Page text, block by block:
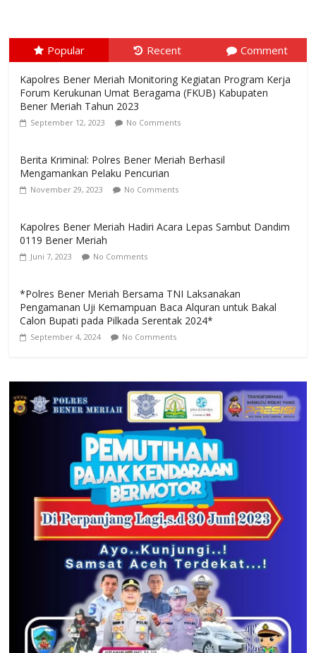
Popular Recent Comment
Kapolres Bener Meriah Monitoring Kegiatan Program Kerja
Forum Kerukunan Umat Beragama (FKUB) Kabupaten
Bener Meriah Tahun 2023
September 12, 2023 No Comments
Berita Kriminal: Polres Bener Meriah Berhasil
Mengamankan Pelaku Pencurian
November 29, 2023 No Comments
Kapolres Bener Meriah Hadiri Acara Lepas Sambut Dandim
0119 Bener Meriah
Juni 7, 2023 No Comments
*Polres Bener Meriah Bersama TNI Laksanakan
Pengamanan Uji Kemampuan Baca Alquran untuk Bakal
Calon Bupati pada Pilkada Serentak 2024*
September 4, 2024 No Comments